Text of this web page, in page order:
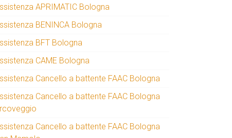
APRIMATIC Bologna
BENINCA Bologna
BFT Bologna
CAME Bologna
Cancello a battente FAAC Bologna
Cancello a battente FAAC Bologna
Cancello a battente FAAC Bologna